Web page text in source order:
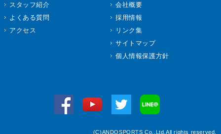
スタッフ紹介
よくある質問
アクセス
会社概要
採用情報
リンク集
サイトマップ
個人情報保護方針
(C)ANDOSPORTS Co.,Ltd.All rights reserved.